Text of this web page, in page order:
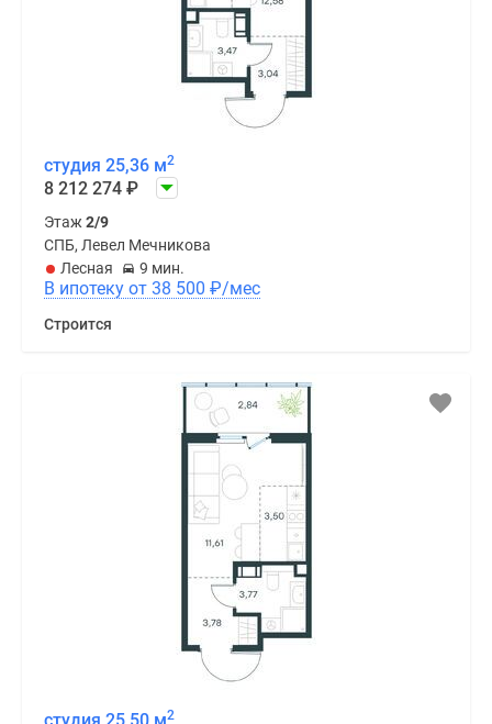
студия 25,36 м2
8 212 274 ₽
Этаж2/9
СПБ, Левел Мечникова
Лесная
9 мин.
В ипотеку от 38 500 ₽/мес
Строится
2